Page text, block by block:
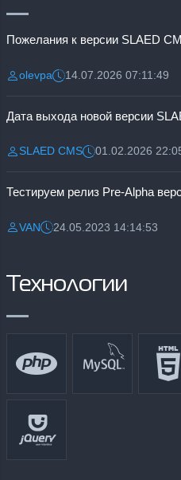
Пожелания к версии SLAED
Разместил:
olevpaДата:14.07.2026 07:11:49
Дата выхода новой версии
Разместил:
SLAED CMSДата:01.02.2026
Разместил:
VANДата:24.05.2023 14:14:53
Технологии